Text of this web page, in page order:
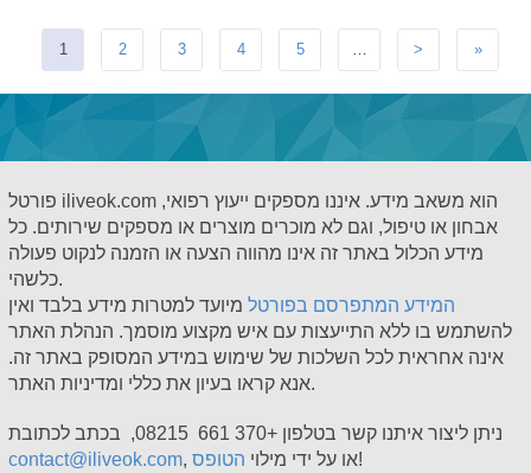
1 2 3 4 5 … > »
פורטל iliveok.com הוא משאב מידע. איננו מספקים ייעוץ רפואי,
אבחון או טיפול, וגם לא מוכרים מוצרים או מספקים שירותים. כל
מידע הכלול באתר זה אינו מהווה הצעה או הזמנה לנקוט פעולה
כלשהי.
המידע המתפרסם בפורטל מיועד למטרות מידע בלבד ואין
להשתמש בו ללא התייעצות עם איש מקצוע מוסמך. הנהלת האתר
אינה אחראית לכל השלכות של שימוש במידע המסופק באתר זה.
אנא קראו בעיון את כללי ומדיניות האתר.
ניתן ליצור איתנו קשר בטלפון +370 661 08215, בכתב לכתובת
contact@iliveok.com
, או על ידי מילוי הטופס !